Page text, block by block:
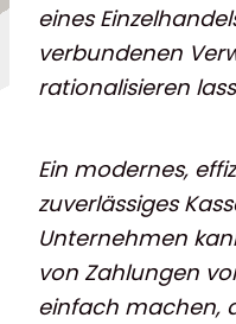
eines
verbundenen
rationalisieren
Ein modernes,
zuverlässiges
Unternehmen
von Zahlungen
einfach machen,